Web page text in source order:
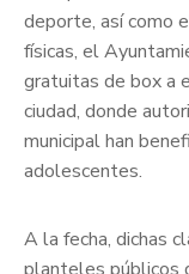
deporte, así como
físicas, el
gratuitas de box a
ciudad, donde
municipal han
adolescentes.
A la fecha, dichas